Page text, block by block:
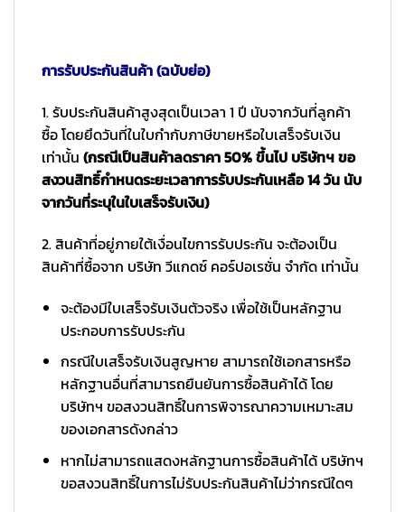
การรับประกันสินค้า (ฉบับย่อ)
1. รับประกันสินค้าสูงสุดเป็นเวลา 1 ปี นับจากวันที่ลูกค้า
ซื้อ โดยยึดวันที่ในใบกำกับภาษีขายหรือใบเสร็จรับเงิน
เท่านั้น (กรณีเป็นสินค้าลดราคา 50% ขึ้นไป บริษัทฯ ขอ
สงวนสิทธิ์กำหนดระยะเวลาการรับประกันเหลือ 14 วัน นับ
จากวันที่ระบุในใบเสร็จรับเงิน)
2. สินค้าที่อยู่ภายใต้เงื่อนไขการรับประกัน จะต้องเป็น
สินค้าที่ซื้อจาก บริษัท วีแกดซ์ คอร์ปอเรชั่น จำกัด เท่านั้น
จะต้องมีใบเสร็จรับเงินตัวจริง เพื่อใช้เป็นหลักฐาน
ประกอบการรับประกัน
กรณีใบเสร็จรับเงินสูญหาย สามารถใช้เอกสารหรือ
หลักฐานอื่นที่สามารถยืนยันการซื้อสินค้าได้ โดย
บริษัทฯ ขอสงวนสิทธิ์ในการพิจารณาความเหมาะสม
ของเอกสารดังกล่าว
หากไม่สามารถแสดงหลักฐานการซื้อสินค้าได้ บริษัทฯ
ขอสงวนสิทธิ์ในการไม่รับประกันสินค้าไม่ว่ากรณีใดๆ